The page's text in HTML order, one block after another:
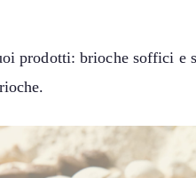
prodotti: brioche soffici